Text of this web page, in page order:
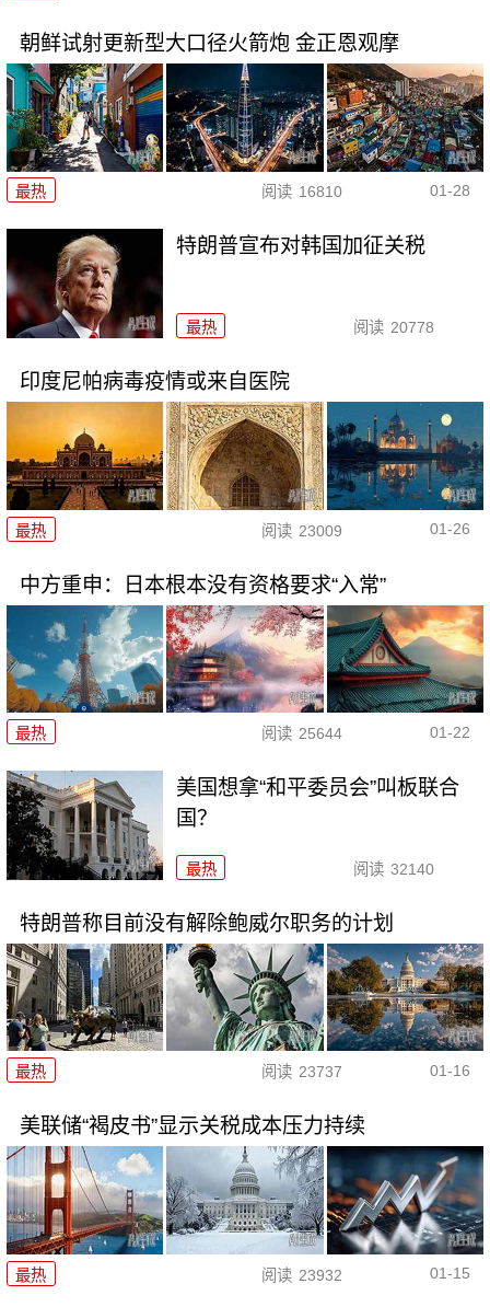
朝鲜试射更新型大口径火箭炮 金正恩观摩
最热 阅读 16810 01-28
特朗普宣布对韩国加征关税
最热 阅读 20778
印度尼帕病毒疫情或来自医院
最热 阅读 23009 01-26
中方重申：日本根本没有资格要求“入常”
最热 阅读 25644 01-22
美国想拿“和平委员会”叫板联合
国？
最热 阅读 32140
特朗普称目前没有解除鲍威尔职务的计划
最热 阅读 23737 01-16
美联储“褐皮书”显示关税成本压力持续
最热 阅读 23932 01-15